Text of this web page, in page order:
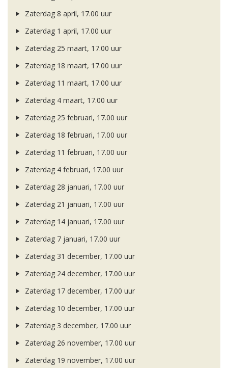
Zaterdag 8 april, 17.00 uur
Zaterdag 1 april, 17.00 uur
Zaterdag 25 maart, 17.00 uur
Zaterdag 18 maart, 17.00 uur
Zaterdag 11 maart, 17.00 uur
Zaterdag 4 maart, 17.00 uur
Zaterdag 25 februari, 17.00 uur
Zaterdag 18 februari, 17.00 uur
Zaterdag 11 februari, 17.00 uur
Zaterdag 4 februari, 17.00 uur
Zaterdag 28 januari, 17.00 uur
Zaterdag 21 januari, 17.00 uur
Zaterdag 14 januari, 17.00 uur
Zaterdag 7 januari, 17.00 uur
Zaterdag 31 december, 17.00 uur
Zaterdag 24 december, 17.00 uur
Zaterdag 17 december, 17.00 uur
Zaterdag 10 december, 17.00 uur
Zaterdag 3 december, 17.00 uur
Zaterdag 26 november, 17.00 uur
Zaterdag 19 november, 17.00 uur